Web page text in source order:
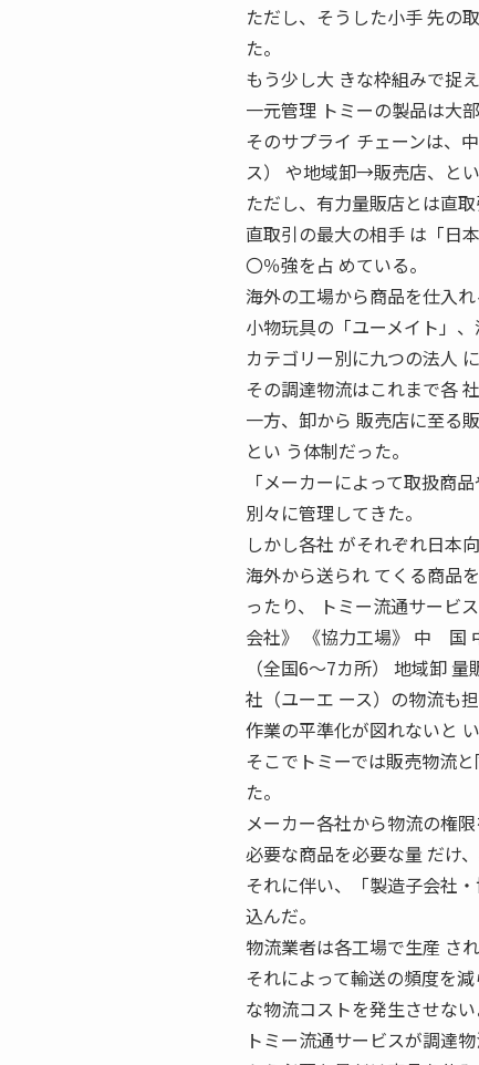
ただし、そうした小手 先の
た。
もう少し大 きな枠組みで捉
一元管理 トミーの製品は大
そのサプライ チェーンは、
ス） や地域卸→販売店、と
ただし、有力量販店とは直
直取引の最大の相手 は「日
〇％強を占 めている。
海外の工場から商品を仕入
小物玩具の「ユーメイト」
カテゴリー別に九つの法人
その調達物流はこれまで各
一方、卸から 販売店に至る
とい う体制だった。
「メーカーによって取扱商
別々に管理してきた。
しかし各社 がそれぞれ日本
海外から送られ てくる商品
ったり、 トミー流通サービ
会社》 《協力工場》 中 国
（全国6〜7カ所） 地域卸
社（ユーエ ース）の物流も
作業の平準化が図れないと
そこでトミーでは販売物流
た。
メーカー各社から物流の権
必要な商品を必要な量 だけ
それに伴い、「製造子会社
込んだ。
物流業者は各工場で生産 さ
それによって輸送の頻度を
な物流コストを発生させない
トミー流通サービスが調達